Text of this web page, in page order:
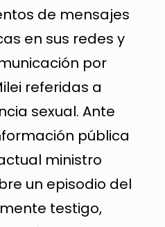
de mensajes
en sus redes y
por
referidas a
sexual. Ante
pública
ministro
un episodio del
testigo,